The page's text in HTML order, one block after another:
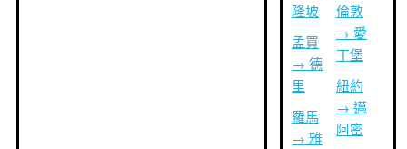
隆坡
孟買
→ 德
里
羅馬
→ 雅
倫敦
→ 愛
丁堡
紐約
→ 邁
阿密